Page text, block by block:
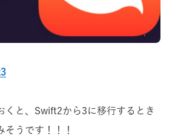
くと、Swift2から3に移行するとき
そうです！！！